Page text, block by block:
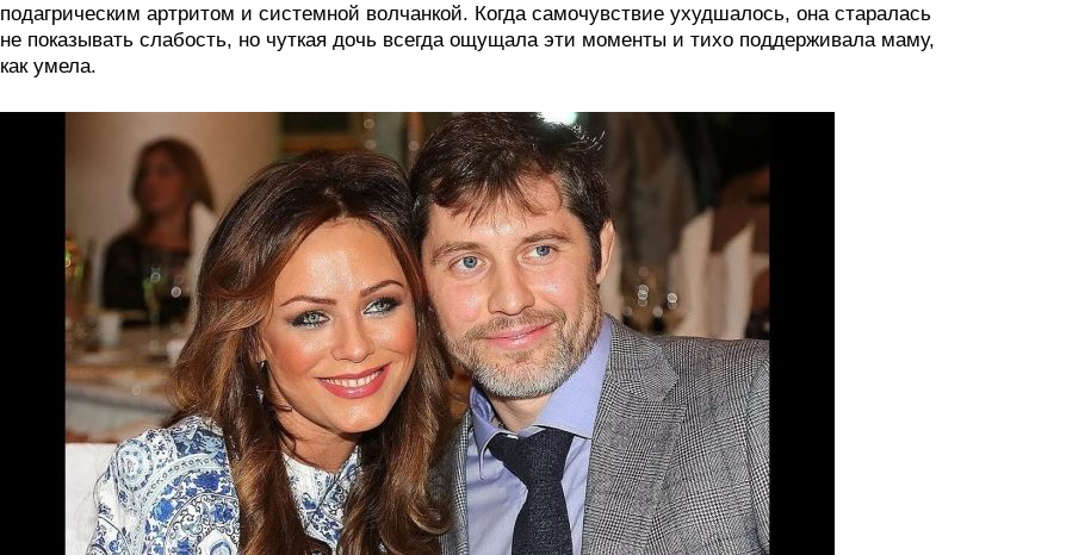
подагрическим артритом и системной волчанкой. Когда самочувствие ухудшалось, она старалась
не показывать слабость, но чуткая дочь всегда ощущала эти моменты и тихо поддерживала маму,
как умела.